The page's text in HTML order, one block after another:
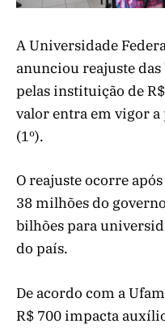
A Universidade
anunciou reajuste
pelas instituição de
valor entra em vigor
(1º).
O reajuste ocorre
38 milhões do
bilhões para
do país.
De acordo com a
R$ 700 impacta